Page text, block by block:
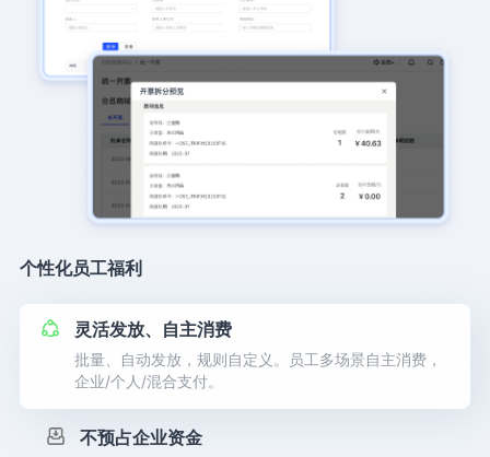
个性化员工福利
灵活发放、自主消费
批量、自动发放，规则自定义。员工多场景自主消费，
企业/个人/混合支付。
不预占企业资金